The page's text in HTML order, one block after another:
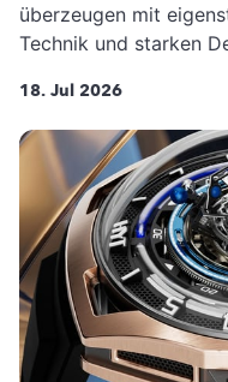
überzeugen mit
Technik und starken
18. Jul 2026